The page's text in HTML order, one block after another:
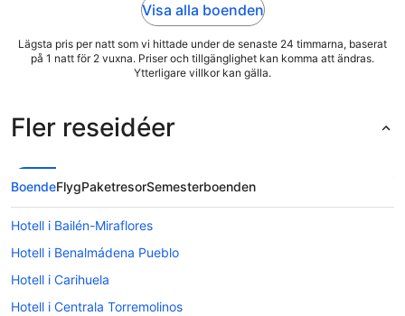
Visa alla boenden
Lägsta pris per natt som vi hittade under de senaste 24 timmarna, baserat
på 1 natt för 2 vuxna. Priser och tillgänglighet kan komma att ändras.
Ytterligare villkor kan gälla.
Fler reseidéer
BoendeFlygPaketresorSemesterboenden
Hotell i Bailén-Miraflores
Hotell i Benalmádena Pueblo
Hotell i Carihuela
Hotell i Centrala Torremolinos